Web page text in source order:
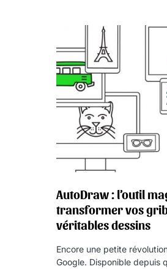
AutoDraw : l’outil
transformer vos
véritables dessins
Encore une petite
Google. Disponible depuis